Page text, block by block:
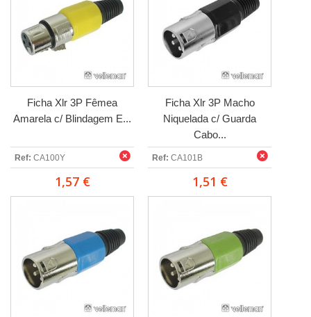
Ficha Xlr 3P Fêmea
Amarela c/ Blindagem E...
Ref: CA100Y
1,57 €
Ficha Xlr 3P Macho
Niquelada c/ Guarda
Cabo...
Ref: CA101B
1,51 €